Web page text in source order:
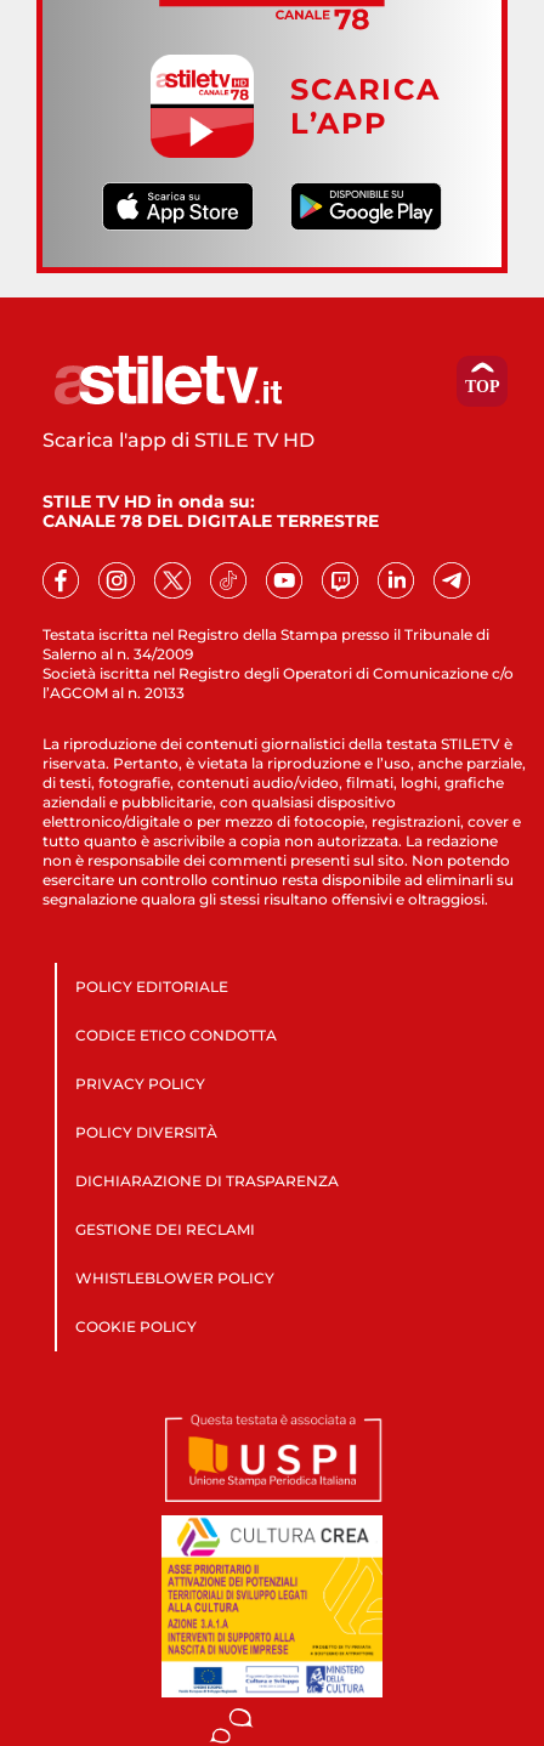
SCARICA
L’APP
Testata iscritta nel Registro della Stampa presso il Tribunale di
Salerno al n. 34/2009
Società iscritta nel Registro degli Operatori di Comunicazione c/o
l’AGCOM al n. 20133
Scarica l'app di STILE TV HD
STILE TV HD in onda su:
CANALE 78 DEL DIGITALE TERRESTRE
La riproduzione dei contenuti giornalistici della testata STILETV è
riservata. Pertanto, è vietata la riproduzione e l’uso, anche parziale,
di testi, fotografie, contenuti audio/video, filmati, loghi, grafiche
aziendali e pubblicitarie, con qualsiasi dispositivo
elettronico/digitale o per mezzo di fotocopie, registrazioni, cover e
tutto quanto è ascrivibile a copia non autorizzata. La redazione
non è responsabile dei commenti presenti sul sito. Non potendo
esercitare un controllo continuo resta disponibile ad eliminarli su
segnalazione qualora gli stessi risultano offensivi e oltraggiosi.
POLICY EDITORIALE
CODICE ETICO CONDOTTA
PRIVACY POLICY
POLICY DIVERSITÀ
DICHIARAZIONE DI TRASPARENZA
GESTIONE DEI RECLAMI
WHISTLEBLOWER POLICY
COOKIE POLICY